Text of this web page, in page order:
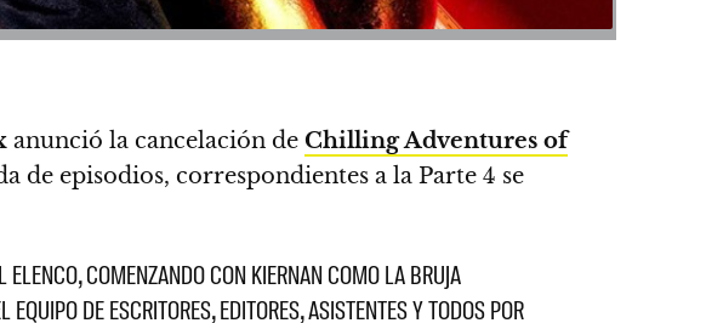
anunció la cancelación de Chilling Adventures of
de episodios, correspondientes a la Parte 4 se
COMENZANDO CON KIERNAN COMO LA BRUJA
DE ESCRITORES, EDITORES, ASISTENTES Y TODOS POR